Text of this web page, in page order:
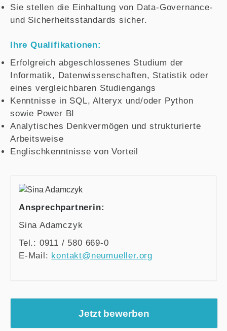
Sie stellen die Einhaltung von Data-Governance-
und Sicherheitsstandards sicher.
Ihre Qualifikationen:
Erfolgreich abgeschlossenes Studium der
Informatik, Datenwissenschaften, Statistik oder
eines vergleichbaren Studiengangs
Kenntnisse in SQL, Alteryx und/oder Python
sowie Power BI
Analytisches Denkvermögen und strukturierte
Arbeitsweise
Englischkenntnisse von Vorteil
Ansprechpartnerin:
Sina Adamczyk
Tel.: 0911 / 580 669-0
E-Mail: kontakt@neumueller.org
Jetzt bewerben